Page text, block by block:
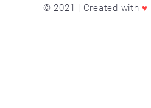
© 2021 | Created with♥